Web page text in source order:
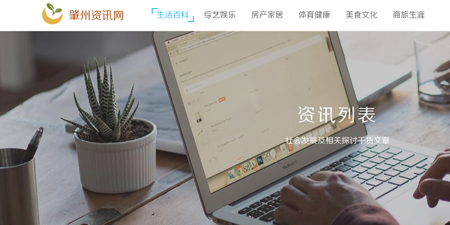
肇州资讯网 生活百科 综艺娱乐 房产家居 体育健康 美食文化 商旅生涯
资讯列表
社会发展及相关探讨干货文章